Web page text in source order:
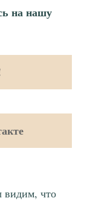
на нашу
видим, что